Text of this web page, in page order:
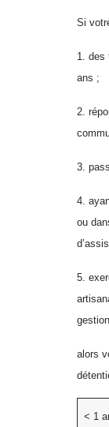
Si
1. des
ans ;
2.
3.
4.
ou
5.
alors
< 1